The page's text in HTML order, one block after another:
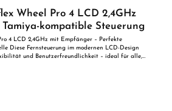
Wheel Pro 4 LCD 2,4GHz
kompatible Steuerung
4 LCD 2,4GHz mit Empfänger – Perfekte
Diese Fernsteuerung im modernen LCD-Design
und Benutzerfreundlichkeit – ideal für alle,
FS Reflex Wheel Pro 4 ist eine 4-Kanal